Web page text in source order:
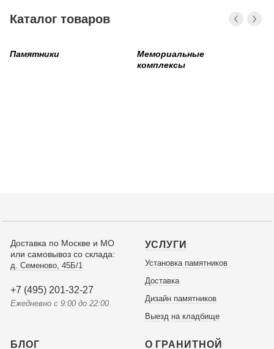
Каталог товаров
Памятники
Мемориальные
комплексы
Доставка по Москве и МО
или самовывоз со склада:
д. Семеново, 45Б/1
+7 (495) 201-32-27
Ежедневно с 9:00 до 22:00
УСЛУГИ
Установка памятников
Доставка
Дизайн памятников
Выезд на кладбище
БЛОГ О ГРАНИТНОЙ